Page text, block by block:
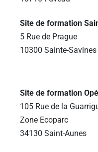
Site de formation
5 Rue de Prague
10300 Sainte-Savines
Site de formation
105 Rue de la
Zone Ecoparc
34130 Saint-Aunes